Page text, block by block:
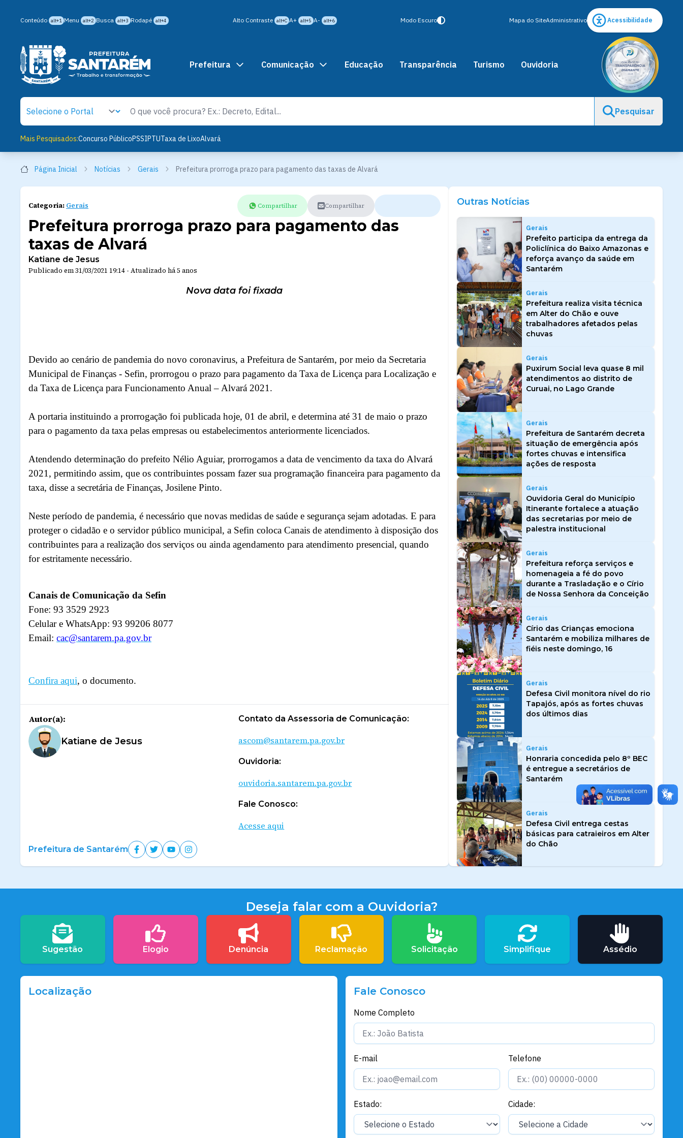
Conteúdo alt+1 Menu alt+2 Busca alt+3 Rodapé alt+4 Alto Contraste alt+C A+ alt+5 A- alt+6 Modo Escuro Mapa do SiteAdministrativo Acessibilidade
Prefeitura Comunicação Educação Transparência Turismo Ouvidoria
Pesquisar
Mais Pesquisados:Concurso PúblicoPSSIPTUTaxa de LixoAlvará
Página Inicial Notícias Gerais Prefeitura prorroga prazo para pagamento das taxas de Alvará
Categoria: Gerais Compartilhar Compartilhar
Prefeitura prorroga prazo para pagamento das
taxas de Alvará
Katiane de Jesus
Publicado em31/03/2021 19:14 - Atualizado há 5 anos
Nova data foi fixada
Devido ao cenário de pandemia do novo coronavirus, a Prefeitura de Santarém, por meio da Secretaria
Municipal de Finanças - Sefin, prorrogou o prazo para pagamento da Taxa de Licença para Localização e
da Taxa de Licença para Funcionamento Anual – Alvará 2021.
A portaria instituindo a prorrogação foi publicada hoje, 01 de abril, e determina até 31 de maio o prazo
para o pagamento da taxa pelas empresas ou estabelecimentos anteriormente licenciados.
Atendendo determinação do prefeito Nélio Aguiar, prorrogamos a data de vencimento da taxa do Alvará
2021, permitindo assim, que os contribuintes possam fazer sua programação financeira para pagamento da
taxa, disse a secretária de Finanças, Josilene Pinto.
Neste período de pandemia, é necessário que novas medidas de saúde e segurança sejam adotadas. E para
proteger o cidadão e o servidor público municipal, a Sefin coloca Canais de atendimento à disposição dos
contribuintes para a realização dos serviços ou ainda agendamento para atendimento presencial, quando
for estritamente necessário.
Canais de Comunicação da Sefin
Fone: 93 3529 2923
Celular e WhatsApp: 93 99206 8077
Email: cac@santarem.pa.gov.br
Confira aqui, o documento.
Autor(a):
Katiane de Jesus
Contato da Assessoria de Comunicação:
ascom@santarem.pa.gov.br
Ouvidoria:
ouvidoria.santarem.pa.gov.br
Fale Conosco:
Acesse aqui
Prefeitura de Santarém
Outras Notícias
Gerais
Prefeito participa da entrega da
Policlínica do Baixo Amazonas e
reforça avanço da saúde em
Santarém
Gerais
Prefeitura realiza visita técnica
em Alter do Chão e ouve
trabalhadores afetados pelas
chuvas
Gerais
Puxirum Social leva quase 8 mil
atendimentos ao distrito de
Curuai, no Lago Grande
Gerais
Prefeitura de Santarém decreta
situação de emergência após
fortes chuvas e intensifica
ações de resposta
Gerais
Ouvidoria Geral do Município
Itinerante fortalece a atuação
das secretarias por meio de
palestra institucional
Gerais
Prefeitura reforça serviços e
homenageia a fé do povo
durante a Trasladação e o Círio
de Nossa Senhora da Conceição
Gerais
Círio das Crianças emociona
Santarém e mobiliza milhares de
fiéis neste domingo, 16
Gerais
Defesa Civil monitora nível do rio
Tapajós, após as fortes chuvas
dos últimos dias
Gerais
Honraria concedida pelo 8º BEC
é entregue a secretários de
Santarém
Gerais
Defesa Civil entrega cestas
básicas para catraieiros em Alter
do Chão
Concurso Público: Prefeitura
concurso de 2023
Gerais
Defesa Civil reforça ações após
fortes chuvas
Santarém e China fortalecem
de pérolas de água doce
Deseja falar com a Ouvidoria?
Sugestão Elogio Denúncia Reclamação Solicitação Simplifique Assédio
Localização Fale Conosco
Nome Completo
E-mail Telefone
Estado: Cidade: